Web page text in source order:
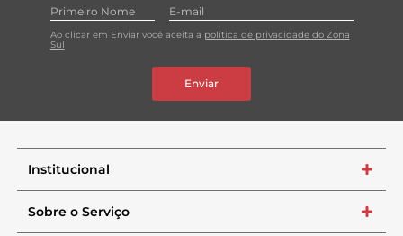
Ao clicar em Enviar você aceita a política de privacidade do Zona
Sul
Enviar
Institucional +
Sobre o Serviço +